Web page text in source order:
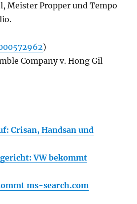
Meister Propper und Tempo
)
Company v. Hong Gil
Crisan, Handsan und
VW bekommt
ms-search.com